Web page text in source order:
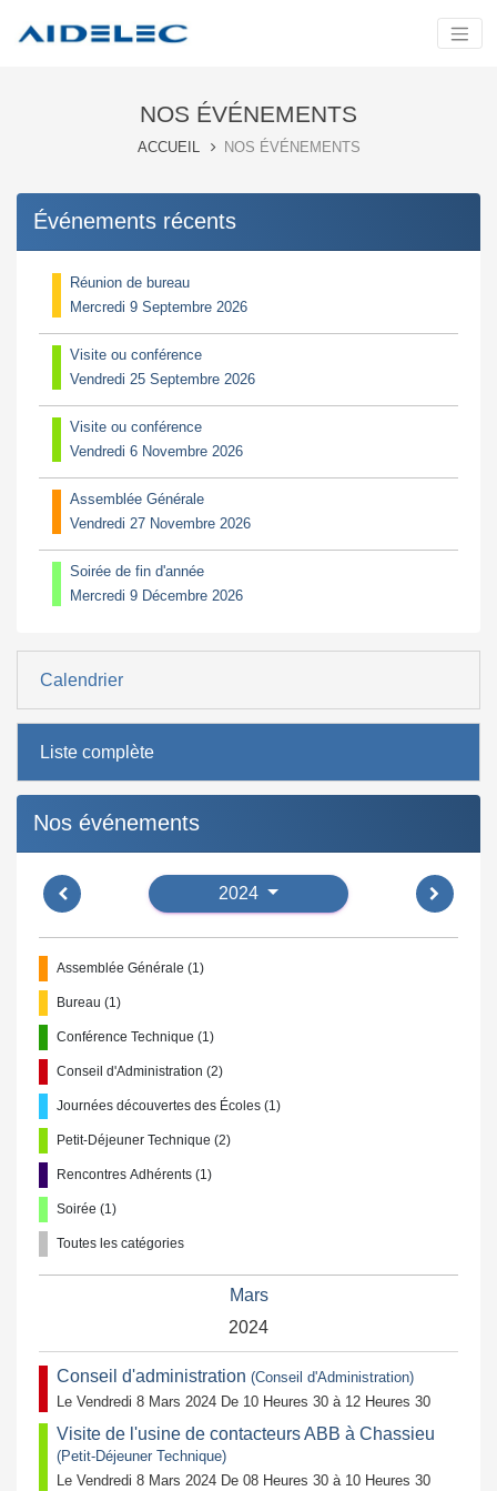
NOS ÉVÉNEMENTS
ACCUEIL NOS ÉVÉNEMENTS
Événements récents
Réunion de bureau
Mercredi 9 Septembre 2026
Visite ou conférence
Vendredi 25 Septembre 2026
Visite ou conférence
Vendredi 6 Novembre 2026
Assemblée Générale
Vendredi 27 Novembre 2026
Soirée de fin d'année
Mercredi 9 Décembre 2026
Calendrier
Liste complète
Nos événements
2024
Assemblée Générale (1)
Bureau (1)
Conférence Technique (1)
Conseil d'Administration (2)
Journées découvertes des Écoles (1)
Petit-Déjeuner Technique (2)
Rencontres Adhérents (1)
Soirée (1)
Toutes les catégories
Mars
2024
Conseil d'administration (Conseil d'Administration)
Le Vendredi 8 Mars 2024 De 10 Heures 30 à 12 Heures 30
Visite de l'usine de contacteurs ABB à Chassieu
(Petit-Déjeuner Technique)
Le Vendredi 8 Mars 2024 De 08 Heures 30 à 10 Heures 30